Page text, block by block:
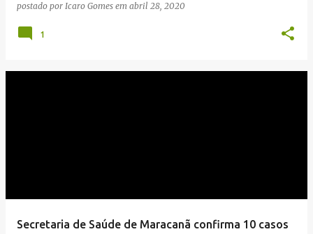
postado por Icaro Gomes em abril 28, 2020
1
Secretaria de Saúde de Maracanã confirma 10 casos